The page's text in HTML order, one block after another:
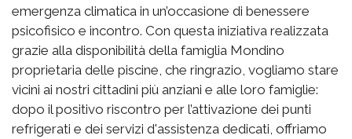
emergenza climatica in un’occasione di benessere
psicofisico e incontro. Con questa iniziativa realizzata
grazie alla disponibilità della famiglia Mondino
proprietaria delle piscine, che ringrazio, vogliamo stare
vicini ai nostri cittadini più anziani e alle loro famiglie:
dopo il positivo riscontro per l’attivazione dei punti
refrigerati e dei servizi d'assistenza dedicati, offriamo